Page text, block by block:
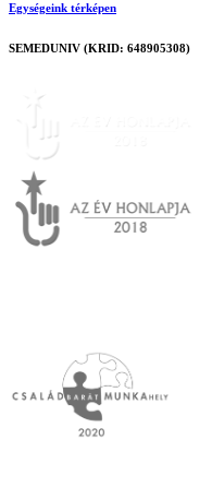
Egységeink térképen
SEMEDUNIV (KRID: 648905308)